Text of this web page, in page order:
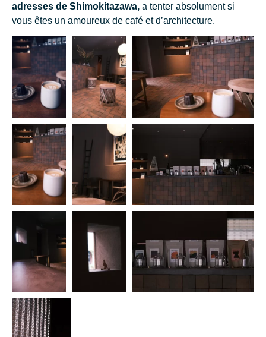
adresses de Shimokitazawa, a tenter absolument si
vous êtes un amoureux de café et d’architecture.